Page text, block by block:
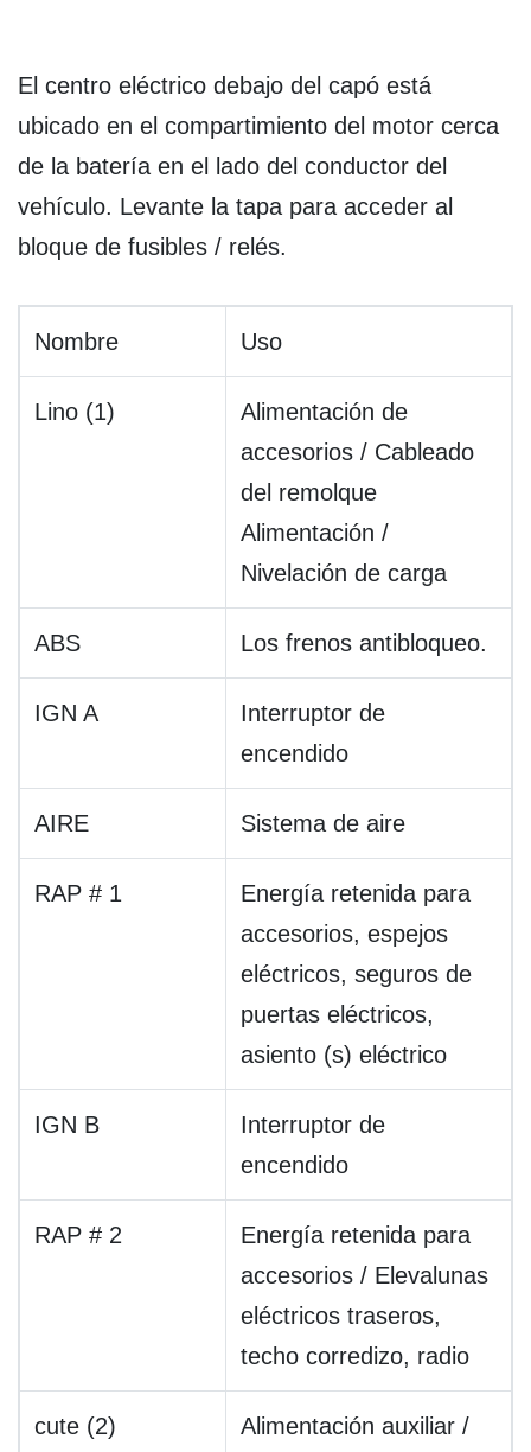
El centro eléctrico debajo del capó está
ubicado en el compartimiento del motor cerca
de la batería en el lado del conductor del
vehículo. Levante la tapa para acceder al
bloque de fusibles / relés.
Nombre Uso
Lino (1)
Alimentación de
accesorios / Cableado
del remolque
Alimentación /
Nivelación de carga
ABS Los frenos antibloqueo.
IGN A
Interruptor de
encendido
AIRE Sistema de aire
RAP # 1
Energía retenida para
accesorios, espejos
eléctricos, seguros de
puertas eléctricos,
asiento (s) eléctrico
IGN B
Interruptor de
encendido
RAP # 2
Energía retenida para
accesorios / Elevalunas
eléctricos traseros,
techo corredizo, radio
cute (2)
Alimentación auxiliar /